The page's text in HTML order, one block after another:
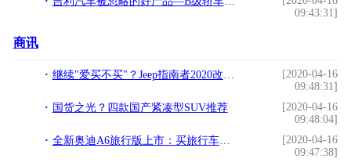
09:43:31]
商讯
继续"爱买不买"？Jeep指南者2020改款上市，全系搭载1.3T
[2020-04-16
09:48:31]
国货之光？四款国产紧凑型SUV推荐
[2020-04-16
09:48:04]
全新奥迪A6旅行版上市：买旅行车只是为了大空间后备厢？
[2020-04-16
09:47:38]